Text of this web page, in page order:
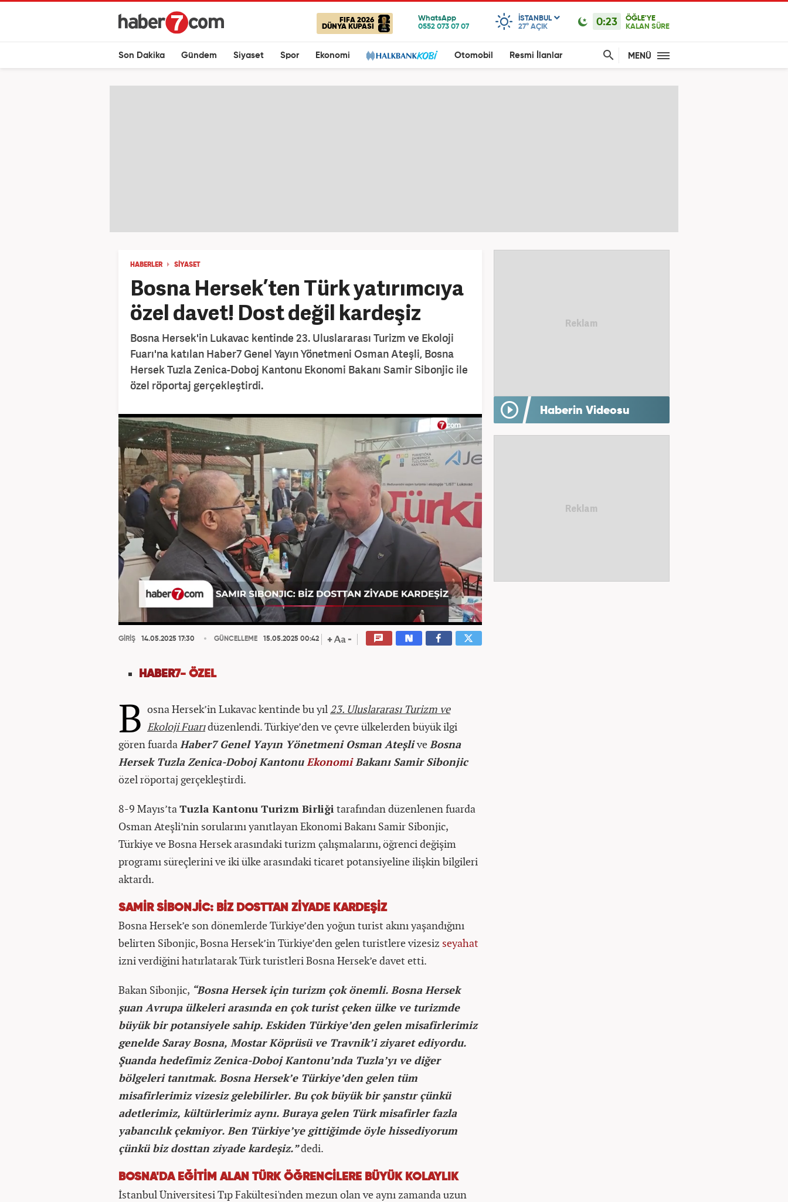
FIFA 2026
DÜNYA KUPASI
ISTANBUL
27° AÇIK 0:23
ÖĞLE'YE
KALAN SÜRE
Son Dakika Gündem Siyaset Spor Ekonomi Otomobil Resmi İlanlar MENÜ
HABERLER SİYASET
Bosna Hersek’ten Türk yatırımcıya
özel davet! Dost değil kardeşiz
Bosna Hersek'in Lukavac kentinde 23. Uluslararası Turizm ve Ekoloji
Fuarı'na katılan Haber7 Genel Yayın Yönetmeni Osman Ateşli, Bosna
Hersek Tuzla Zenica-Doboj Kantonu Ekonomi Bakanı Samir Sibonjic ile
özel röportaj gerçekleştirdi.
GİRİŞ 14.05.2025 17:30 GÜNCELLEME 15.05.2025 00:42
HABER7- ÖZEL
B osna Hersek’in Lukavac kentinde bu yıl 23. Uluslararası Turizm ve
Ekoloji Fuarıdüzenlendi. Türkiye’den ve çevre ülkelerden büyük ilgi
gören fuardaHaber7 Genel Yayın Yönetmeni Osman AteşliveBosna
Hersek Tuzla Zenica-Doboj KantonuEkonomiBakanı Samir Sibonjic
özel röportaj gerçekleştirdi.
8-9 Mayıs’taTuzla Kantonu Turizm Birliğitarafından düzenlenen fuarda
Osman Ateşli’nin sorularını yanıtlayan Ekonomi Bakanı Samir Sibonjic,
Türkiye ve Bosna Hersek arasındaki turizm çalışmalarını, öğrenci değişim
programı süreçlerini ve iki ülke arasındaki ticaret potansiyeline ilişkin bilgileri
aktardı.
SAMİR SİBONJİC: BİZ DOSTTAN ZİYADE KARDEŞİZ
Bosna Hersek’e son dönemlerde Türkiye’den yoğun turist akını yaşandığını
belirten Sibonjic, Bosna Hersek’in Türkiye’den gelen turistlere vizesiz seyahat
izni verdiğini hatırlatarak Türk turistleri Bosna Hersek’e davet etti.
Bakan Sibonjic, “Bosna Hersek için turizm çok önemli. Bosna Hersek
şuan Avrupa ülkeleri arasında en çok turist çeken ülke ve turizmde
büyük bir potansiyele sahip. Eskiden Türkiye’den gelen misafirlerimiz
genelde Saray Bosna, Mostar Köprüsü ve Travnik’i ziyaret ediyordu.
Şuanda hedefimiz Zenica-Doboj Kantonu’nda Tuzla’yı ve diğer
bölgeleri tanıtmak. Bosna Hersek’e Türkiye’den gelen tüm
misafirlerimiz vizesiz gelebilirler. Bu çok büyük bir şanstır çünkü
adetlerimiz, kültürlerimiz aynı. Buraya gelen Türk misafirler fazla
yabancılık çekmiyor. Ben Türkiye’ye gittiğimde öyle hissediyorum
çünkü biz dosttan ziyade kardeşiz.”dedi.
BOSNA'DA EĞİTİM ALAN TÜRK ÖĞRENCİLERE BÜYÜK KOLAYLIK
İstanbul Üniversitesi Tıp Fakültesi'nden mezun olan ve aynı zamanda uzun
Haberin Videosu